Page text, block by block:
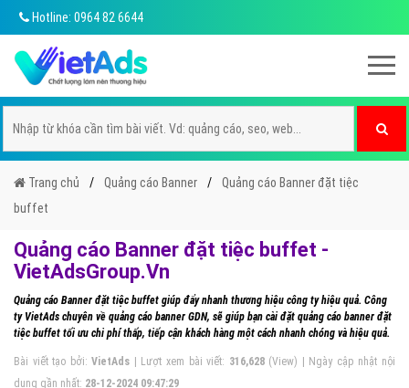
Hotline: 0964 82 6644
Trang chủ Quảng cáo Banner
Quảng cáo Banner đặt tiệc
buffet
Quảng cáo Banner đặt tiệc buffet -
VietAdsGroup.Vn
Quảng cáo Banner đặt tiệc buffet giúp đẩy nhanh thương hiệu công ty hiệu quả. Công
ty VietAds chuyên về quảng cáo banner GDN, sẽ giúp bạn cài đặt quảng cáo banner đặt
tiệc buffet tối ưu chi phí thấp, tiếp cận khách hàng một cách nhanh chóng và hiệu quả.
Bài viết tạo bởi:VietAds | Lượt xem bài viết: 316,628(View) | Ngày cập nhật nội
dung gần nhất: 28-12-2024 09:47:29